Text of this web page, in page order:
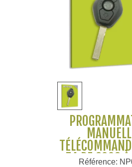
Z4 DE 2002
Référence: